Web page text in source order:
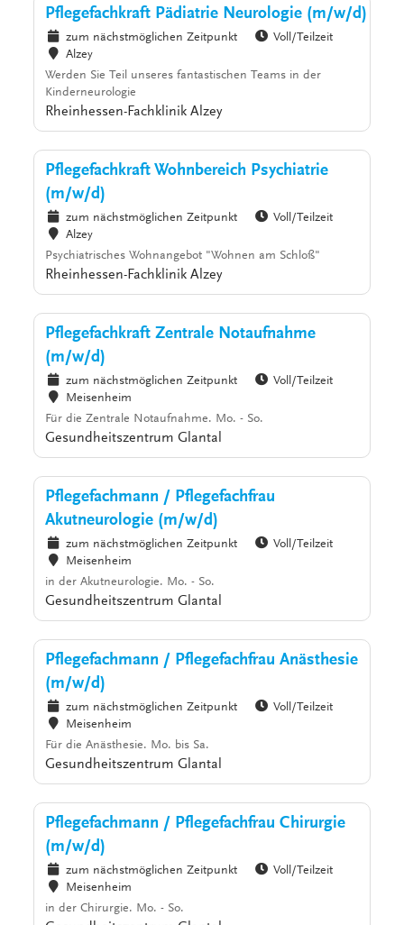
Pflegefachkraft Pädiatrie Neurologie (m/w/d)
zum nächstmöglichen Zeitpunkt
Voll/Teilzeit
Alzey
Werden Sie Teil unseres fantastischen Teams in der
Kinderneurologie
Rheinhessen-Fachklinik Alzey
Pflegefachkraft Wohnbereich Psychiatrie
(m/w/d)
zum nächstmöglichen Zeitpunkt
Voll/Teilzeit
Alzey
Psychiatrisches Wohnangebot "Wohnen am Schloß"
Rheinhessen-Fachklinik Alzey
Pflegefachkraft Zentrale Notaufnahme
(m/w/d)
zum nächstmöglichen Zeitpunkt
Voll/Teilzeit
Meisenheim
Für die Zentrale Notaufnahme. Mo. - So.
Gesundheitszentrum Glantal
Pflegefachmann / Pflegefachfrau
Akutneurologie (m/w/d)
zum nächstmöglichen Zeitpunkt
Voll/Teilzeit
Meisenheim
in der Akutneurologie. Mo. - So.
Gesundheitszentrum Glantal
Pflegefachmann / Pflegefachfrau Anästhesie
(m/w/d)
zum nächstmöglichen Zeitpunkt
Voll/Teilzeit
Meisenheim
Für die Anästhesie. Mo. bis Sa.
Gesundheitszentrum Glantal
Pflegefachmann / Pflegefachfrau Chirurgie
(m/w/d)
zum nächstmöglichen Zeitpunkt
Voll/Teilzeit
Meisenheim
in der Chirurgie. Mo. - So.